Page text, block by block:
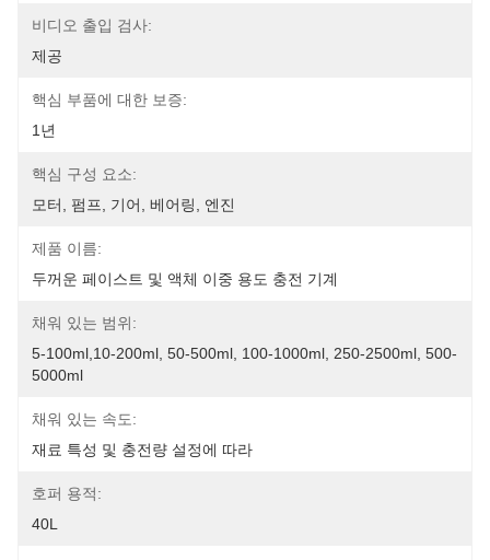
비디오 출입 검사:
제공
핵심 부품에 대한 보증:
1년
핵심 구성 요소:
모터, 펌프, 기어, 베어링, 엔진
제품 이름:
두꺼운 페이스트 및 액체 이중 용도 충전 기계
채워 있는 범위:
5-100ml,10-200ml, 50-500ml, 100-1000ml, 250-2500ml, 500-
5000ml
채워 있는 속도:
재료 특성 및 충전량 설정에 따라
호퍼 용적:
40L